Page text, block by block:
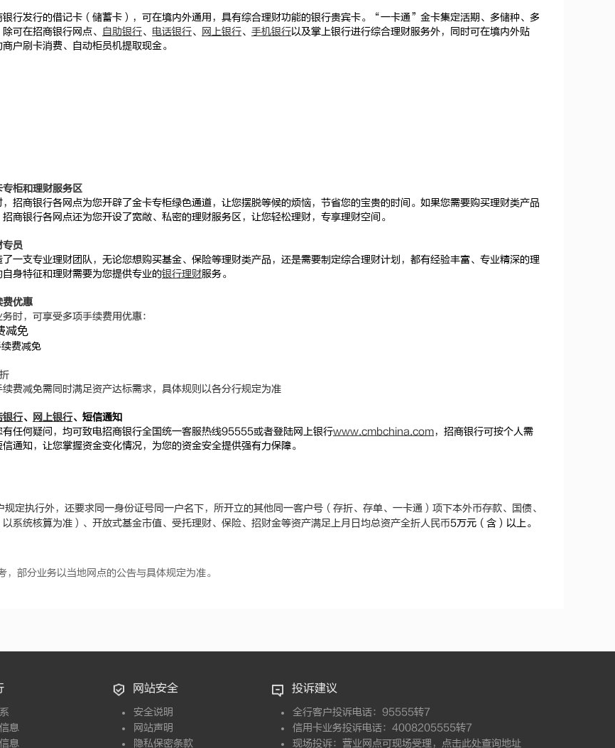
行发行的借记卡（储蓄卡），可在境内外通用，具有综合理财功能的银行贵宾卡。“一卡通”金卡集定活期、多储种、多
可在招商银行网点、 自助银行、 电话银行、 网上银行、 手机银行以及掌上银行进行综合理财服务外，同时可在境内外贴
户刷卡消费、自动柜员机提取现金。
柜和理财服务区
招商银行各网点为您开辟了金卡专柜绿色通道，让您摆脱等候的烦恼，节省您的宝贵的时间。如果您需要购买理财类产品
招商银行各网点还为您开设了宽敞、私密的理财服务区，让您轻松理财，专享理财空间。
员
一支专业理财团队，无论您想购买基金、保险等理财类产品，还是需要制定综合理财计划，都有经验丰富、专业精深的理
身特征和理财需要为您提供专业的银行理财服务。
优惠
时，可享受多项手续费用优惠：
减免
费减免
费减免需同时满足资产达标需求，具体规则以各分行规定为准
银行、 网上银行、短信通知
任何疑问，均可致电招商银行全国统一客服热线95555或者登陆网上银行www.cmbchina.com，招商银行可按个人需
通知，让您掌握资金变化情况，为您的资金安全提供强有力保障。
定执行外，还要求同一身份证号同一户名下，所开立的其他同一客户号（存折、存单、一卡通）项下本外币存款、国债、
系统核算为准）、开放式基金市值、受托理财、保险、招财金等资产满足上月日均总资产全折人民币5万元（含）以上。
，部分业务以当地网点的公告与具体规定为准。
息
息
网站安全
安全说明
网站声明
隐私保密条款
投诉建议
全行客户投诉电话：95555转7
信用卡业务投诉电话：4008205555转7
现场投诉：营业网点可现场受理， 点击此处查询地址